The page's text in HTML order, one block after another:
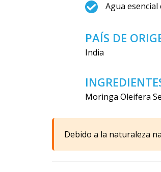
Agua esencial
PAÍS DE
India
Moringa Oleifera
Debido a la naturaleza